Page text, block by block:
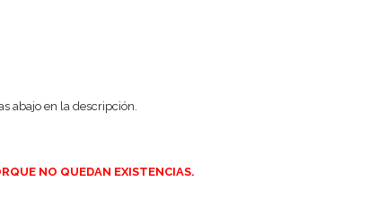
abajo en la descripción.
NO QUEDAN EXISTENCIAS.